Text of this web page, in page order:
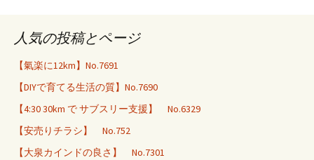
人気の投稿とページ
【氣楽に12km】No.7691
【DIYで育てる生活の質】No.7690
【4:30 30km で サブスリー支援】 No.6329
【安売りチラシ】 No.752
【大泉カインドの良さ】 No.7301